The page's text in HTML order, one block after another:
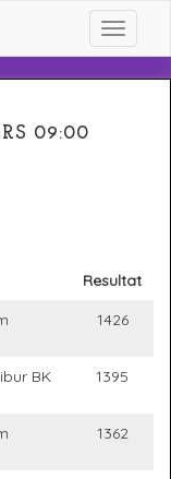
Toggle
09:00
Resultat
1426
BK 1395
1362